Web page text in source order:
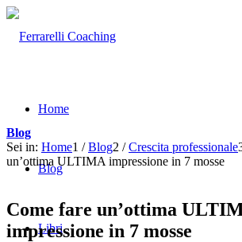
Home
Blog
Libri
Blog
Sei in: Home1 / Blog2 / Crescita professionale
un’ottima ULTIMA impressione in 7 mosse
Come fare un’ottima
impressione in 7 mosse